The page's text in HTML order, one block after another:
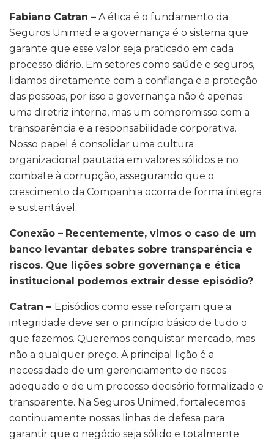
Fabiano Catran – A ética é o fundamento da
Seguros Unimed e a governança é o sistema que
garante que esse valor seja praticado em cada
processo diário. Em setores como saúde e seguros,
lidamos diretamente com a confiança e a proteção
das pessoas, por isso a governança não é apenas
uma diretriz interna, mas um compromisso com a
transparência e a responsabilidade corporativa.
Nosso papel é consolidar uma cultura
organizacional pautada em valores sólidos e no
combate à corrupção, assegurando que o
crescimento da Companhia ocorra de forma íntegra
e sustentável.
Conexão – Recentemente, vimos o caso de um
banco levantar debates sobre transparência e
riscos. Que lições sobre governança e ética
institucional podemos extrair desse episódio?
Catran – Episódios como esse reforçam que a
integridade deve ser o princípio básico de tudo o
que fazemos. Queremos conquistar mercado, mas
não a qualquer preço. A principal lição é a
necessidade de um gerenciamento de riscos
adequado e de um processo decisório formalizado e
transparente. Na Seguros Unimed, fortalecemos
continuamente nossas linhas de defesa para
garantir que o negócio seja sólido e totalmente